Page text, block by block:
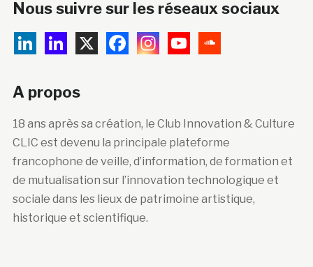
Nous suivre sur les réseaux sociaux
A propos
18 ans après sa création, le Club Innovation & Culture
CLIC est devenu la principale plateforme
francophone de veille, d’information, de formation et
de mutualisation sur l’innovation technologique et
sociale dans les lieux de patrimoine artistique,
historique et scientifique.